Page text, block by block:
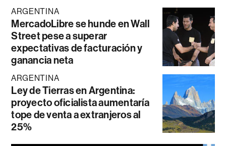
ARGENTINA
MercadoLibre se hunde en Wall
Street pese a superar
expectativas de facturación y
ganancia neta
ARGENTINA
Ley de Tierras en Argentina:
proyecto oficialista aumentaría
tope de venta a extranjeros al
25%